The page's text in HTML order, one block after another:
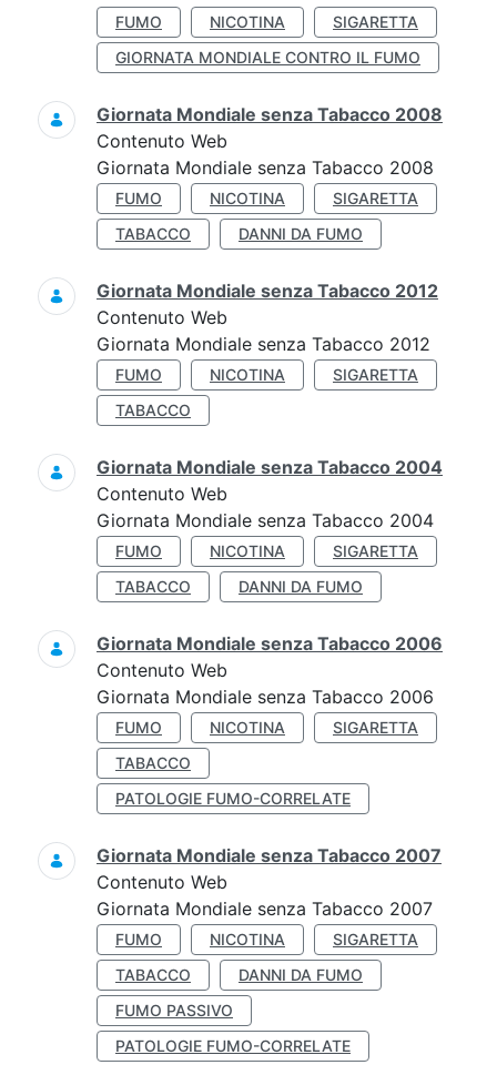
FUMO NICOTINA
SIGARETTA
GIORNATA MONDIALE CONTRO IL FUMO
Giornata Mondiale senza Tabacco 2008
Contenuto Web
Giornata Mondiale senza Tabacco 2008
FUMO NICOTINA
SIGARETTA
TABACCO
DANNI DA FUMO
Giornata Mondiale senza Tabacco 2012
Contenuto Web
Giornata Mondiale senza Tabacco 2012
FUMO NICOTINA
SIGARETTA
TABACCO
Giornata Mondiale senza Tabacco 2004
Contenuto Web
Giornata Mondiale senza Tabacco 2004
FUMO NICOTINA
SIGARETTA
TABACCO
DANNI DA FUMO
Giornata Mondiale senza Tabacco 2006
Contenuto Web
Giornata Mondiale senza Tabacco 2006
FUMO NICOTINA
SIGARETTA
TABACCO
PATOLOGIE FUMO-CORRELATE
Giornata Mondiale senza Tabacco 2007
Contenuto Web
Giornata Mondiale senza Tabacco 2007
FUMO NICOTINA
SIGARETTA
TABACCO
DANNI DA FUMO
FUMO PASSIVO
PATOLOGIE FUMO-CORRELATE